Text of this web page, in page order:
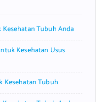
Tubuh Anda
Kesehatan Usus
Kesehatan Tubuh